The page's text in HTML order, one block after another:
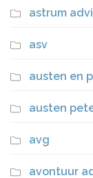
astrum
asv
austen en
austen
avg
avontuur